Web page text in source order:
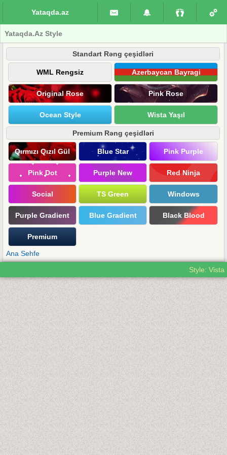
Yataqda.az
Yataqda.Az Style
Standart Rəng çeşidləri
WML Rengsiz Azerbaycan Bayragi
Original Rose Pink Rose
Ocean Style Wista Yaşıl
Premium Rəng çeşidləri
Qırmızı Qızıl Gül Blue Star Pink Purple
Pink Dot Purple New Red Ninja
Social TS Green Windows
Purple Gradient Blue Gradient Black Blood
Premium
Ana Sehfe
Style: Vista